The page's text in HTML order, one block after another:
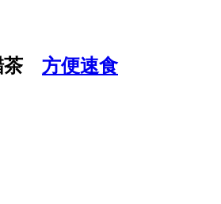
方便速食